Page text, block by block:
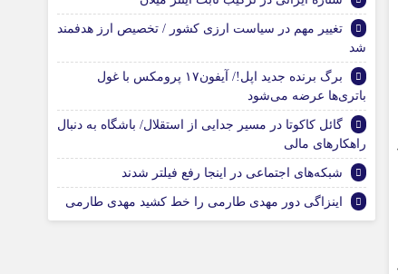
تغییر مهم در سیاست ارزی کشور / تخصیص ارز هدفمند
شد
برگ‌ برنده جدید اپل!/ آیفون۱۷ پرومکس با غول
باتری‌ها عرضه می‌شود
گائل کاکوتا در مسیر جدایی از استقلال/ باشگاه به دنبال
راهکارهای مالی
شبکه‌های اجتماعی در اینجا رفع فیلتر شدند
اینزاگی دور مهدی طارمی را خط کشید مهدی طارمی